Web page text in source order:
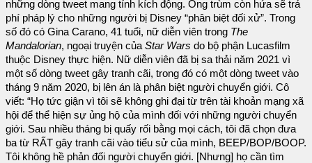
những dòng tweet mang tính kích động. Ông trùm còn hứa sẽ trả
phí pháp lý cho những người bị Disney “phân biệt đối xử”. Trong
số đó có Gina Carano, 41 tuổi, nữ diễn viên trong The
Mandalorian, ngoại truyện của Star Wars do bộ phận Lucasfilm
thuộc Disney thực hiện. Nữ diễn viên đã bị sa thải năm 2021 vì
một số dòng tweet gây tranh cãi, trong đó có một dòng tweet vào
tháng 9 năm 2020, bị lên án là phân biệt người chuyển giới. Cô
viết: “Họ tức giận vì tôi sẽ không ghi đại từ trên tài khoản mạng xã
hội để thể hiện sự ủng hộ của mình đối với những người chuyển
giới. Sau nhiều tháng bị quấy rối bằng mọi cách, tôi đã chọn đưa
ba từ RẤT gây tranh cãi vào tiểu sử của mình, BEEP/BOP/BOOP.
Tôi không hề phản đối người chuyển giới. [Nhưng] họ cần tìm